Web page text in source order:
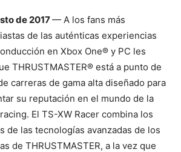
de 2017— A los fans más
de las auténticas experiencias
en Xbox One® y PC les
THRUSTMASTER® está a punto de
carreras de gama alta diseñado para
su reputación en el mundo de la
El TS-XW Racer combina los
de las tecnologías avanzadas de los
de THRUSTMASTER, a la vez que